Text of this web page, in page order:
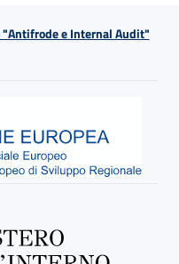
"Antifrode e Internal Audit"